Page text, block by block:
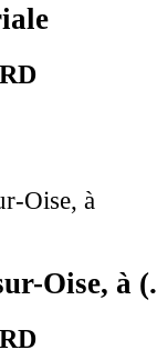
Oise, à